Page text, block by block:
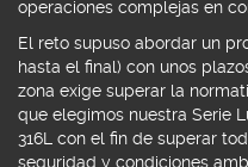
operaciones complejas en
El reto supuso abordar un
hasta el final) con unos
zona exige superar la
que elegimos nuestra Serie
316L con el fin de superar
seguridad y condiciones